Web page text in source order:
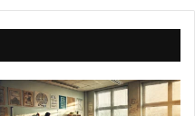
studiu derulat de
elevilor a crescut cu
sistemelor electronice de